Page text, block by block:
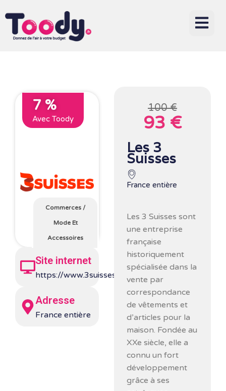
7 %
Avec Toody
Commerces /
Mode Et
Accessoires
Site internet
https://www.3suisses.fr/
Adresse
France entière
100 €
93 €
Les 3
Suisses
France entière
Les3 Suisses sont
une entreprise
française
historiquement
spécialisée dans la
vente par
correspondance
de vêtements et
d’articles pour la
maison. Fondée au
XXe siècle, elle a
connu un fort
développement
grâce à ses